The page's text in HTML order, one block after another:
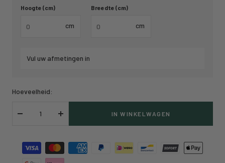
Hoogte (cm)
cm
Breedte (cm)
cm
Vul uw afmetingen in
Hoeveelheid:
Verlaag
Verhoog
IN WINKELWAGEN